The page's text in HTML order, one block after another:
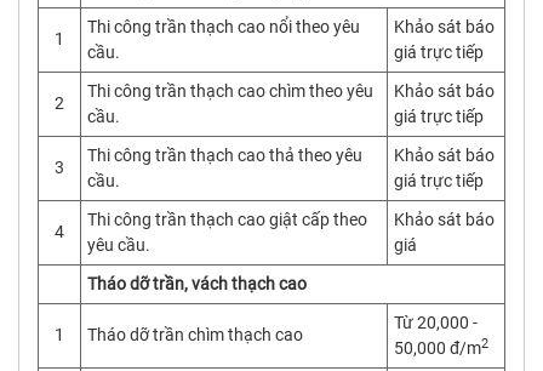
1
Thi công trần thạch cao nổi theo yêu
cầu.
Khảo sát báo
giá trực tiếp
2
Thi công trần thạch cao chìm theo yêu
cầu.
Khảo sát báo
giá trực tiếp
3
Thi công trần thạch cao thả theo yêu
cầu.
Khảo sát báo
giá trực tiếp
4
Thi công trần thạch cao giật cấp theo
yêu cầu.
Khảo sát báo
giá
Tháo dỡ trần, vách thạch cao
1 Tháo dỡ trần chìm thạch cao
Từ 20,000 -
50,000 đ/m2